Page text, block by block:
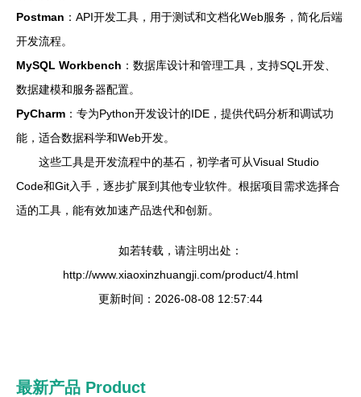
Postman ：API开发工具，用于测试和文档化Web服务，简化后端
开发流程。
MySQL Workbench ：数据库设计和管理工具，支持SQL开发、
数据建模和服务器配置。
PyCharm ：专为Python开发设计的IDE，提供代码分析和调试功
能，适合数据科学和Web开发。
这些工具是开发流程中的基石，初学者可从Visual Studio
Code和Git入手，逐步扩展到其他专业软件。根据项目需求选择合
适的工具，能有效加速产品迭代和创新。
如若转载，请注明出处：
http://www.xiaoxinzhuangji.com/product/4.html
更新时间：2026-08-08 12:57:44
最新产品 Product